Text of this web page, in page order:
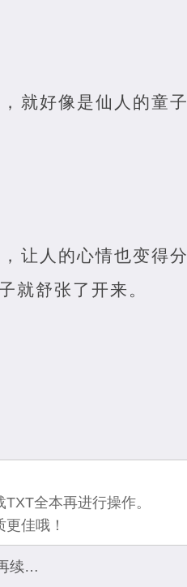
就好像是仙人的童子
让人的心情也变得分
就舒张了开来。
全本再进行操作。
佳哦！
续…